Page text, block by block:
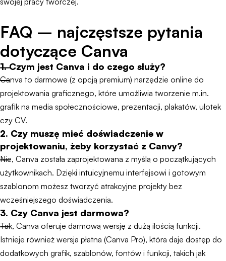
FAQ – najczęstsze pytania
dotyczące Canva
1. Czym jest Canva i do czego służy?
Canva to darmowe (z opcją premium) narzędzie online do
projektowania graficznego, które umożliwia tworzenie m.in.
grafik na media społecznościowe, prezentacji, plakatów, ulotek
czy CV.
2. Czy muszę mieć doświadczenie w
projektowaniu, żeby korzystać z Canvy?
Nie, Canva została zaprojektowana z myślą o początkujących
użytkownikach. Dzięki intuicyjnemu interfejsowi i gotowym
szablonom możesz tworzyć atrakcyjne projekty bez
wcześniejszego doświadczenia.
3. Czy Canva jest darmowa?
Tak, Canva oferuje darmową wersję z dużą ilością funkcji.
Istnieje również wersja płatna (Canva Pro), która daje dostęp do
dodatkowych grafik, szablonów, fontów i funkcji, takich jak